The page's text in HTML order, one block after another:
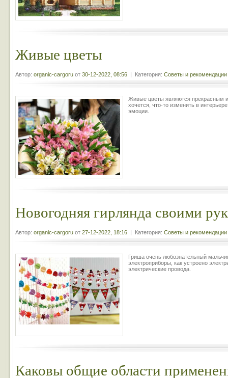
Живые цветы
Автор: organic-cargoru от 30-12-2022, 08:56 | Категория: Советы и рекомендации
Живые цветы являются прекрасным
хочется, что-то изменить в
эмоции.
Новогодняя гирлянда своими
Автор: organic-cargoru от 27-12-2022, 18:16 | Категория: Советы и рекомендации
Гриша очень любознательный
электроприборы, как устроено
электрические провода.
Каковы общие области